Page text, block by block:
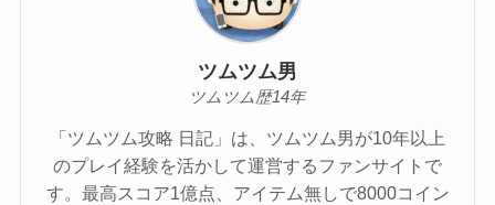
ツムツム男
ツムツム歴14年
「ツムツム攻略 日記」は、ツムツム男が10年以上
のプレイ経験を活かして運営するファンサイトで
す。最高スコア1億点、アイテム無しで8000コイン